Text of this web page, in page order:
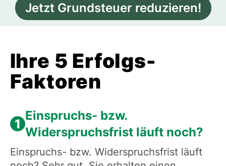
Jetzt Grundsteuer reduzieren!
Ihre 5 Erfolgs-
Faktoren
1
Einspruchs- bzw.
Widerspruchsfrist läuft noch?
Einspruchs- bzw. Widerspruchsfrist läuft